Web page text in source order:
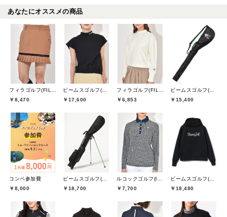
あなたにオススメの商品
フィラゴルフ(FILA GOLF)
￥8,470
ビームスゴルフ(BEAMS GOLF)
￥17,600
フィラゴルフ(FILA GOLF)
￥6,853
ビームスゴルフ(BEAMS GOLF)
￥15,400
コンペ参加費
￥8,000
ビームスゴルフ(BEAMS GOLF)
￥18,700
ルコックゴルフ(le coq GOLF)
￥7,700
ビームスゴルフ(BEAMS GOLF)
￥18,480